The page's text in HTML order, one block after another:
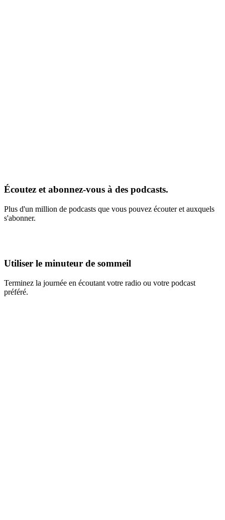
Écoutez et abonnez-vous à des podcasts.
Plus d'un million de podcasts que vous pouvez écouter et auxquels
s'abonner.
Utiliser le minuteur de sommeil
Terminez la journée en écoutant votre radio ou votre podcast
préféré.